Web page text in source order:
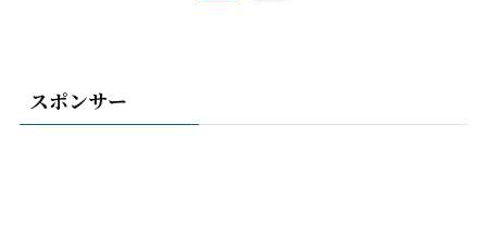
スポンサー